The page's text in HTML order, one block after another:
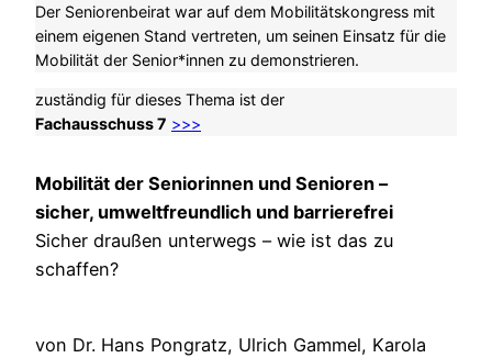
Der Seniorenbeirat war auf dem Mobilitätskongress mit
einem eigenen Stand vertreten, um seinen Einsatz für die
Mobilität der Senior*innen zu demonstrieren.
zuständig für dieses Thema ist der
Fachausschuss 7 >>>
Mobilität der Seniorinnen und Senioren –
sicher, umweltfreundlich und barrierefrei
Sicher draußen unterwegs – wie ist das zu
schaffen?
von Dr. Hans Pongratz, Ulrich Gammel, Karola